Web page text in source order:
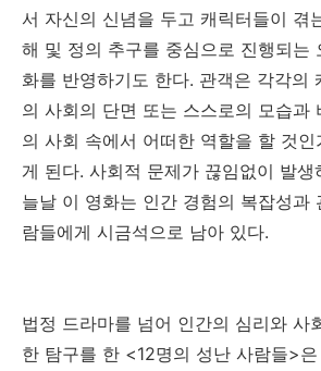
서 자신의 신념을 두고 캐릭터들이 겪
해 및 정의 추구를 중심으로 진행되는
화를 반영하기도 한다. 관객은 각각의
의 사회의 단면 또는 스스로의 모습과
의 사회 속에서 어떠한 역할을 할 것
게 된다. 사회적 문제가 끊임없이 발생
늘날 이 영화는 인간 경험의 복잡성과
람들에게 시금석으로 남아 있다.
법정 드라마를 넘어 인간의 심리와 사
한 탐구를 한 <12명의 성난 사람들>